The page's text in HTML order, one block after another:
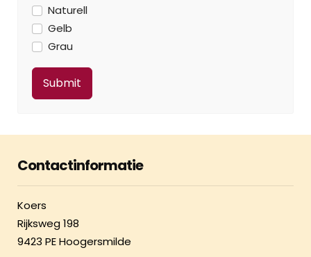
Naturell
Gelb
Grau
Contactinformatie
Koers
Rijksweg 198
9423 PE Hoogersmilde